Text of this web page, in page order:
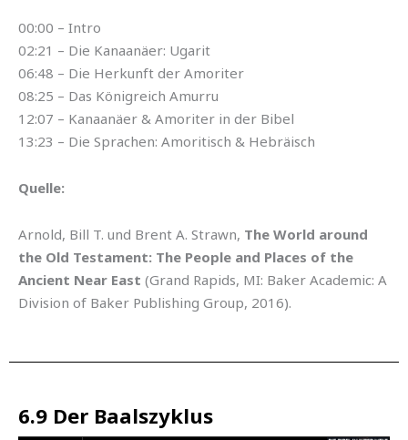
00:00 – Intro
02:21 – Die Kanaanäer: Ugarit
06:48 – Die Herkunft der Amoriter
08:25 – Das Königreich Amurru
12:07 – Kanaanäer & Amoriter in der Bibel
13:23 – Die Sprachen: Amoritisch & Hebräisch
Quelle:
Arnold, Bill T. und Brent A. Strawn, The World around
the Old Testament: The People and Places of the
Ancient Near East (Grand Rapids, MI: Baker Academic: A
Division of Baker Publishing Group, 2016).
6.9 Der Baalszyklus